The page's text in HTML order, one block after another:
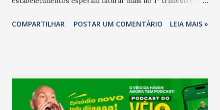
relação ao último trimestre deste ano, 56% também
confraternizações de fim de ano e pelo pagamento do 13º
Salário para um número maior de trabalhadores, já que o
COMPARTILHAR POSTAR UM COMENTÁRIO LEIA MAIS »